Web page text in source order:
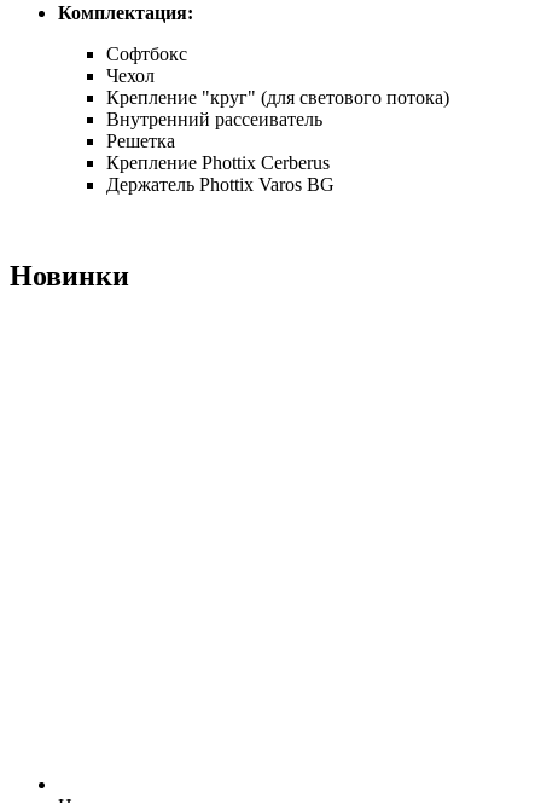
Комплектация:
Софтбокс
Чехол
Крепление "круг" (для светового потока)
Внутренний рассеиватель
Решетка
Крепление Phottix Cerberus
Держатель Phottix Varos BG
Новинки